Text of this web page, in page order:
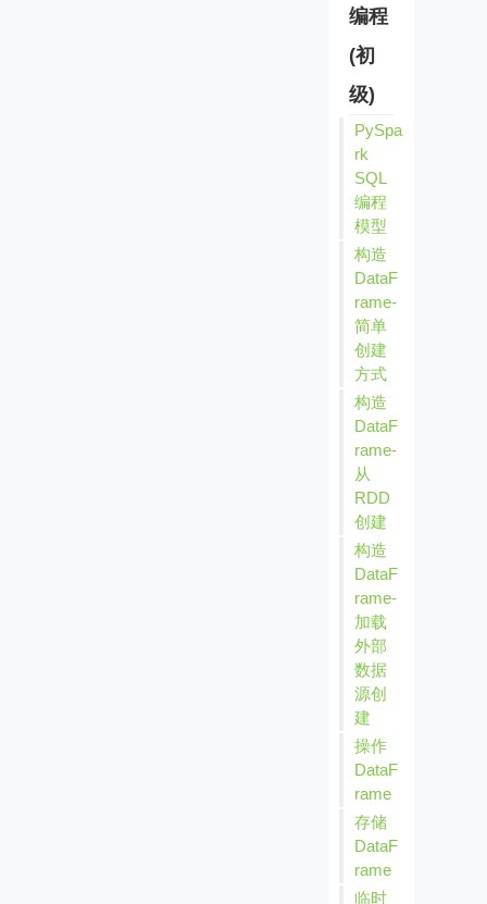
编程
(初
级)
PySpa
rk
SQL
编程
模型
构造
DataF
rame-
简单
创建
方式
构造
DataF
rame-
从
RDD
创建
构造
DataF
rame-
加载
外部
数据
源创
建
操作
DataF
rame
存储
DataF
rame
临时